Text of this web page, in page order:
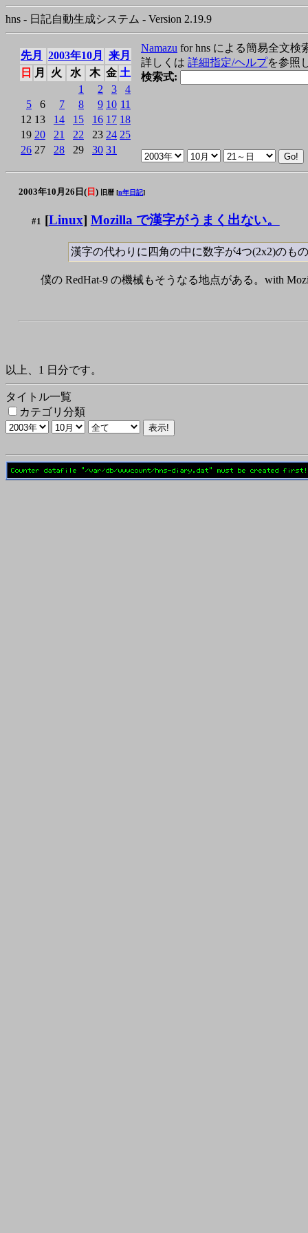
hns - 日記自動生成システム - Version 2.19.9
先月 2003年10月
来月
日
月 火 水 木 金 土
1
2 3
4
5
6 7 8 9 10 11
12 13 14 15 16 17 18
19 20 21 22 23 24 25
26 27 28 29 30 31
Namazu for hns による簡易全文検
詳しくは 詳細指定/ヘルプを参照
検索式:
2003年10月26日( 日 ) 旧暦 [n年日記]
#1 [Linux] Mozilla で漢字がうまく出ない。
漢字の代わりに四角の中に数字が4つ(2x2)のも
僕の RedHat-9 の機械もそうなる地点がある。with
以上、1 日分です。
タイトル一覧
カテゴリ分類